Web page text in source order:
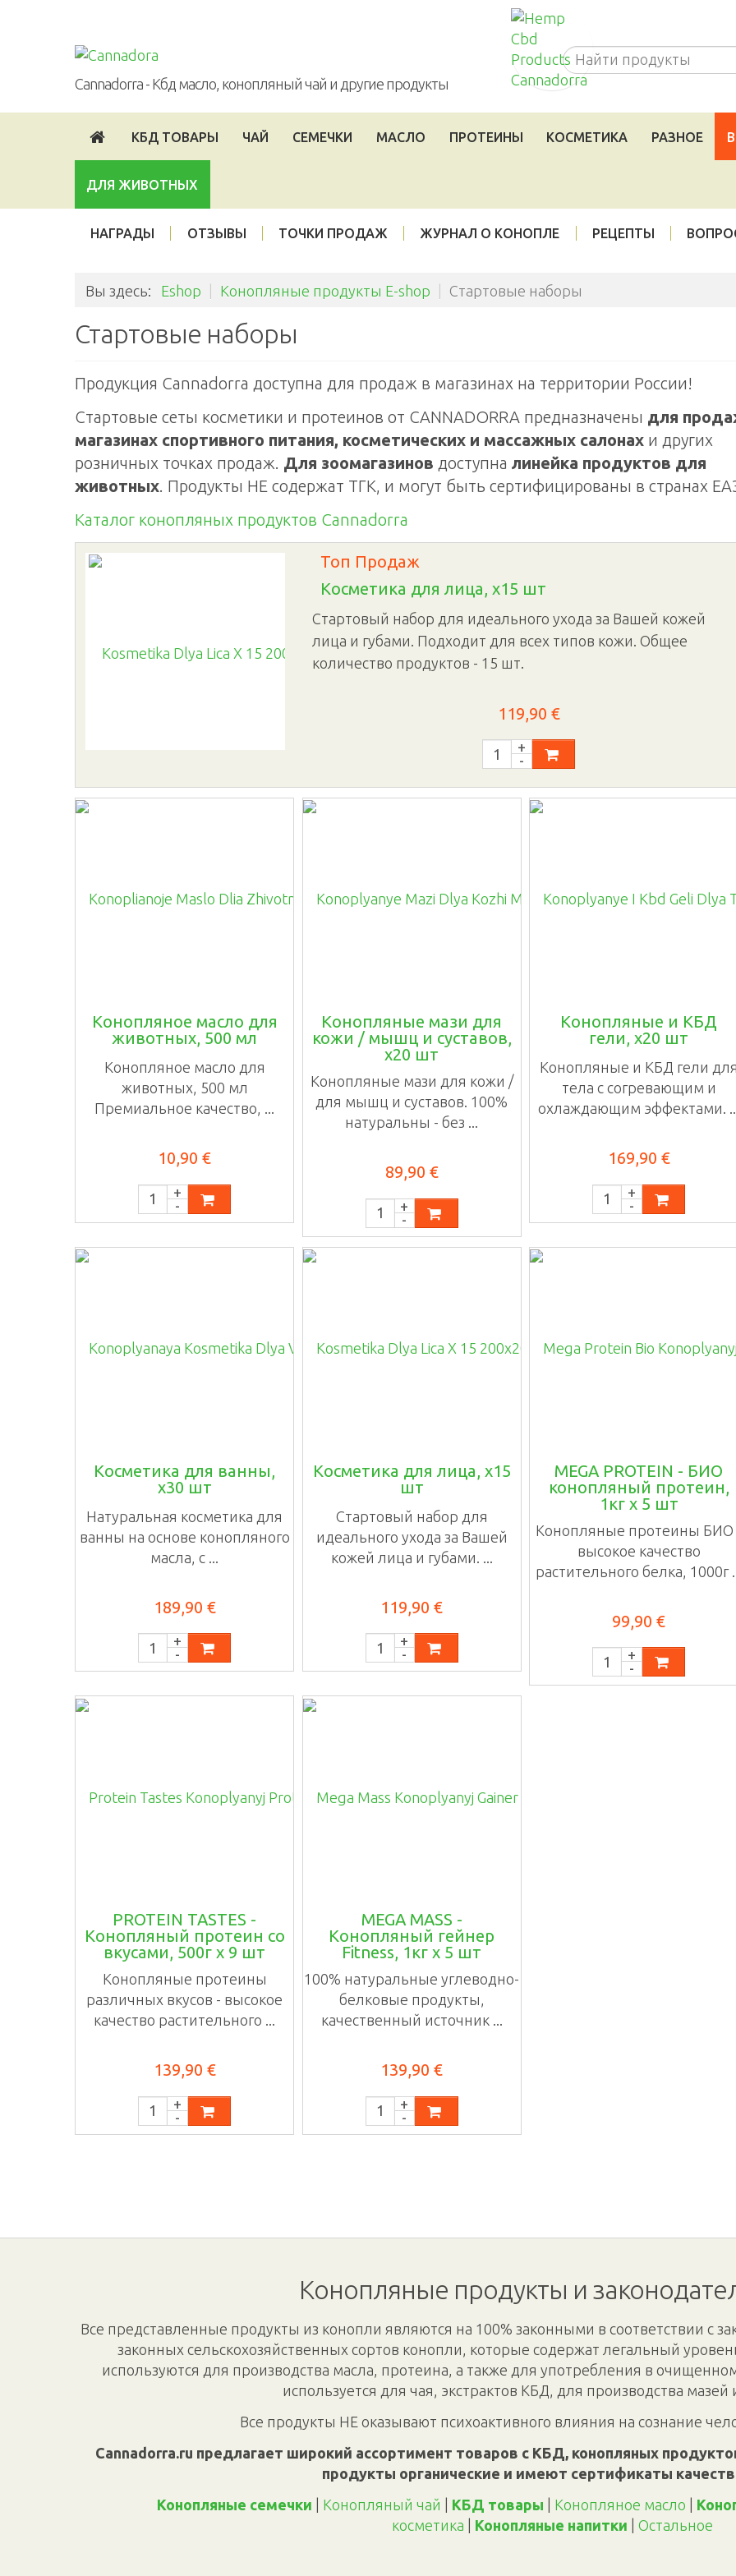
Cannadorra - Кбд масло, конопляный чай и другие продукты
КБД ТОВАРЫ ЧАЙ СЕМЕЧКИ МАСЛО ПРОТЕИНЫ КОСМЕТИКА РАЗНОЕ
ДЛЯ ЖИВОТНЫХ
НАГРАДЫ ОТЗЫВЫ ТОЧКИ ПРОДАЖ ЖУРНАЛ О КОНОПЛЕ РЕЦЕПТЫ
Вы здесь: Eshop Конопляные продукты E-shop Стартовые наборы
Стартовые наборы
Продукция Cannadorra доступна для продаж в магазинах на территории России!
Стартовые сеты косметики и протеинов от CANNADORRA предназначены для
магазинах спортивного питания, косметических и массажных салонах и других
розничных точках продаж. Для зоомагазинов доступна линейка продуктов для
животных. Продукты НЕ содержат ТГК, и могут быть сертифицированы в странах
Каталог конопляных продуктов Cannadorra
Топ Продаж
Косметика для лица, x15 шт
Стартовый набор для идеального ухода за Вашей кожей
лица и губами. Подходит для всех типов кожи. Общее
количество продуктов - 15 шт.
119,90 €
Конопляное масло для
животных, 500 мл
Конопляное масло для
животных, 500 мл
Премиальное качество, ...
10,90 €
Конопляные мази для
кожи / мышц и суставов,
х20 шт
Конопляные мази для кожи /
для мышц и суставов. 100%
натуральны - без ...
89,90 €
Конопляные и КБД
гели, х20 шт
Конопляные и КБД гели
тела с согревающим и
охлаждающим эффектами.
169,90 €
Косметика для ванны,
х30 шт
Натуральная косметика для
ванны на основе конопляного
масла, с ...
189,90 €
Косметика для лица, x15
шт
Стартовый набор для
идеального ухода за Вашей
кожей лица и губами. ...
119,90 €
MEGA PROTEIN - БИО
конопляный протеин,
1кг х 5 шт
Конопляные протеины БИО
высокое качество
растительного белка, 1000г
99,90 €
PROTEIN TASTES -
Конопляный протеин со
вкусами, 500г х 9 шт
Конопляные протеины
различных вкусов - высокое
качество растительного ...
139,90 €
MEGA MASS -
Конопляный гейнер
Fitness, 1кг х 5 шт
100% натуральные углеводно-
белковые продукты,
качественный источник ...
139,90 €
Конопляные продукты и
Все представленные продукты из конопли являются на 100% законными в соответствии с
законных сельскохозяйственных сортов конопли, которые содержат легальный
используются для производства масла, протеина, а также для употребления в
используется для чая, экстрактов КБД, для производства мазей
Все продукты НЕ оказывают психоактивного влияния на сознание
Cannadorra.ru предлагает широкий ассортимент товаров с КБД, конопляных
продукты органические и имеют сертификаты
Конопляные семечки
Конопляный чай КБД товары Конопляное масло
косметика
Конопляные напитки Oстальное